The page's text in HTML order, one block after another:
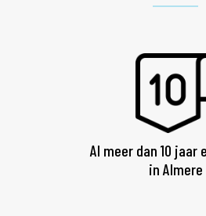
Al meer dan 10 jaar
in Almere